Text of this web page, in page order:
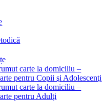
carte la domiciliu –
pentru Copii şi Adolescenţi
carte la domiciliu –
pentru Adulţi